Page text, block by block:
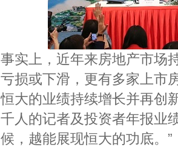
事实上，近年来房地产市场
亏损或下滑，更有多家上市
恒大的业绩持续增长并再创
千人的记者及投资者年报业
候，越能展现恒大的功底。”